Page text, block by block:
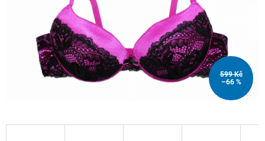
599 Kč
–66 %